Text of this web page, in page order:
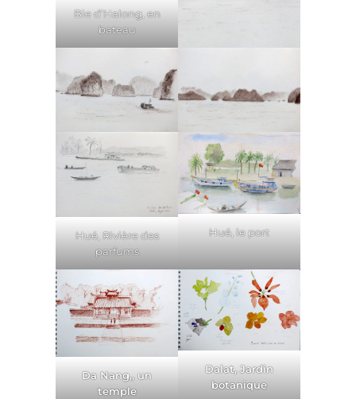
Bie d’Halong, en
bateau
Hué, Rivière des
parfums
Hué, le port
Da Nang,, un
temple
Dalat, Jardin
botanique